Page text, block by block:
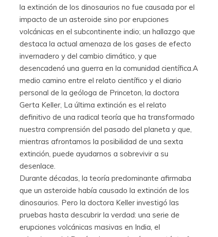
la extinción de los dinosaurios no fue causada por el
impacto de un asteroide sino por erupciones
volcánicas en el subcontinente indio; un hallazgo que
destaca la actual amenaza de los gases de efecto
invernadero y del cambio climático, y que
desencadenó una guerra en la comunidad científica.A
medio camino entre el relato científico y el diario
personal de la geóloga de Princeton, la doctora
Gerta Keller, La última extinción es el relato
definitivo de una radical teoría que ha transformado
nuestra comprensión del pasado del planeta y que,
mientras afrontamos la posibilidad de una sexta
extinción, puede ayudarnos a sobrevivir a su
desenlace.
Durante décadas, la teoría predominante afirmaba
que un asteroide había causado la extinción de los
dinosaurios. Pero la doctora Keller investigó las
pruebas hasta descubrir la verdad: una serie de
erupciones volcánicas masivas en India, el